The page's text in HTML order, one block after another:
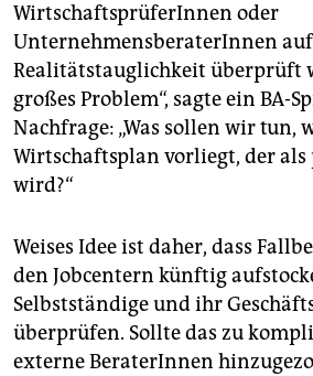
WirtschaftsprüferInnen oder
UnternehmensberaterInnen auf
Realitätstauglichkeit überprüft
großes Problem“, sagte ein BA-
Nachfrage: „Was sollen wir tun,
Wirtschaftsplan vorliegt, der als
wird?“
Weises Idee ist daher, dass
den Jobcentern künftig
Selbstständige und ihr
überprüfen. Sollte das zu
externe BeraterInnen